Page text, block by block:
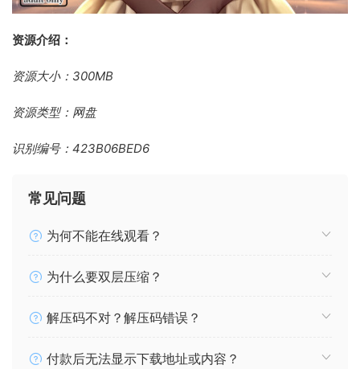
资源介绍：
资源大小：300MB
资源类型：网盘
识别编号：423B06BED6
常见问题
为何不能在线观看？
为什么要双层压缩？
解压码不对？解压码错误？
付款后无法显示下载地址或内容？